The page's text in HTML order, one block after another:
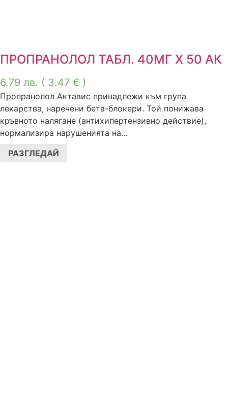
ПРОПРАНОЛОЛ ТАБЛ. 40МГ Х 50 АК
6.79 лв. ( 3.47 € )
Пропранолол Актавис принадлежи към група
лекарства, наречени бета-блокери. Той понижава
кръвното налягане (антихипертензивно действие),
нормализира нарушенията на...
РАЗГЛЕДАЙ